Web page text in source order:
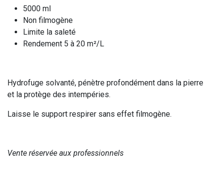
5000 ml
Non filmogène
Limite la saleté
Rendement 5 à 20 m²/L
Hydrofuge solvanté, pénètre profondément dans la pierre
et la protège des intempéries.
Laisse le support respirer sans effet filmogène.
Vente réservée aux professionnels